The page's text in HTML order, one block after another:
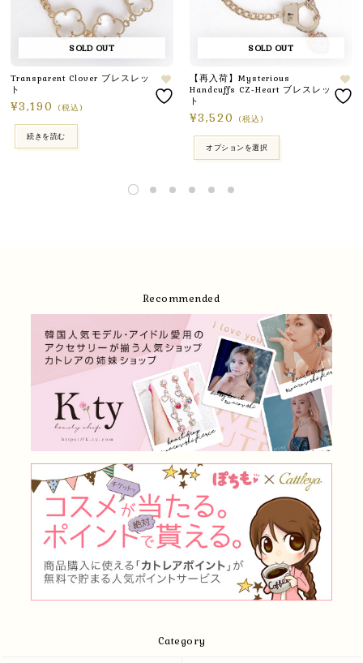
SOLD OUT
Transparent Clover ブレスレッ
ト
¥3,190 (税込)
続きを読む
SOLD OUT
【再入荷】Mysterious
Handcuffs CZ-Heart ブレスレッ
ト
¥3,520 (税込)
オプションを選択
Recommended
Category